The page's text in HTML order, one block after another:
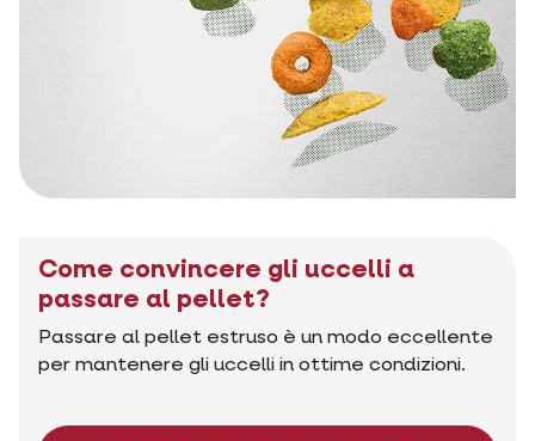
Come convincere gli uccelli a
passare al pellet?
Passare al pellet estruso è un modo eccellente
per mantenere gli uccelli in ottime condizioni.